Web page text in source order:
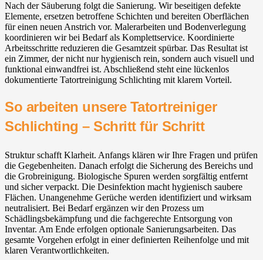
Nach der Säuberung folgt die Sanierung. Wir beseitigen defekte
Elemente, ersetzen betroffene Schichten und bereiten Oberflächen
für einen neuen Anstrich vor. Malerarbeiten und Bodenverlegung
koordinieren wir bei Bedarf als Komplettservice. Koordinierte
Arbeitsschritte reduzieren die Gesamtzeit spürbar. Das Resultat ist
ein Zimmer, der nicht nur hygienisch rein, sondern auch visuell und
funktional einwandfrei ist. Abschließend steht eine lückenlos
dokumentierte Tatortreinigung Schlichting mit klarem Vorteil.
So arbeiten unsere Tatortreiniger
Schlichting – Schritt für Schritt
Struktur schafft Klarheit. Anfangs klären wir Ihre Fragen und prüfen
die Gegebenheiten. Danach erfolgt die Sicherung des Bereichs und
die Grobreinigung. Biologische Spuren werden sorgfältig entfernt
und sicher verpackt. Die Desinfektion macht hygienisch saubere
Flächen. Unangenehme Gerüche werden identifiziert und wirksam
neutralisiert. Bei Bedarf ergänzen wir den Prozess um
Schädlingsbekämpfung und die fachgerechte Entsorgung von
Inventar. Am Ende erfolgen optionale Sanierungsarbeiten. Das
gesamte Vorgehen erfolgt in einer definierten Reihenfolge und mit
klaren Verantwortlichkeiten.